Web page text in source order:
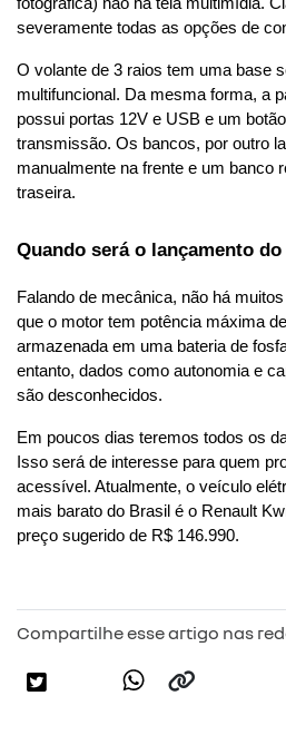
severamente todas as opções de
O volante de 3 raios tem uma base
multifuncional. Da mesma forma, a
possui portas 12V e USB e um
transmissão. Os bancos, por outro
manualmente na frente e um banco
traseira.
Quando será o lançamento
Falando de mecânica, não há
que o motor tem potência máxima
armazenada em uma bateria de
entanto, dados como autonomia e
são desconhecidos.
Em poucos dias teremos todos os
Isso será de interesse para quem
acessível. Atualmente, o veículo
mais barato do Brasil é o Renault
preço sugerido de R$ 146.990.
Compartilhe esse artigo nas